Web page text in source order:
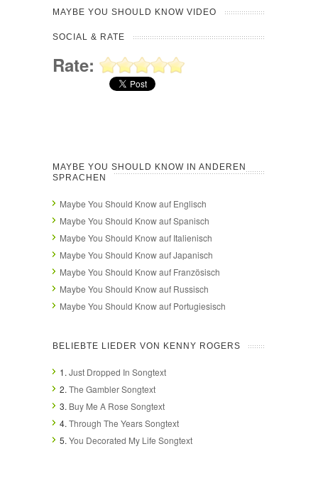
MAYBE YOU SHOULD KNOW VIDEO
SOCIAL & RATE
Rate:
MAYBE YOU SHOULD KNOW IN ANDEREN
SPRACHEN
Maybe You Should Know auf Englisch
Maybe You Should Know auf Spanisch
Maybe You Should Know auf Italienisch
Maybe You Should Know auf Japanisch
Maybe You Should Know auf Französisch
Maybe You Should Know auf Russisch
Maybe You Should Know auf Portugiesisch
BELIEBTE LIEDER VON KENNY ROGERS
1. Just Dropped In Songtext
2. The Gambler Songtext
3. Buy Me A Rose Songtext
4. Through The Years Songtext
5. You Decorated My Life Songtext